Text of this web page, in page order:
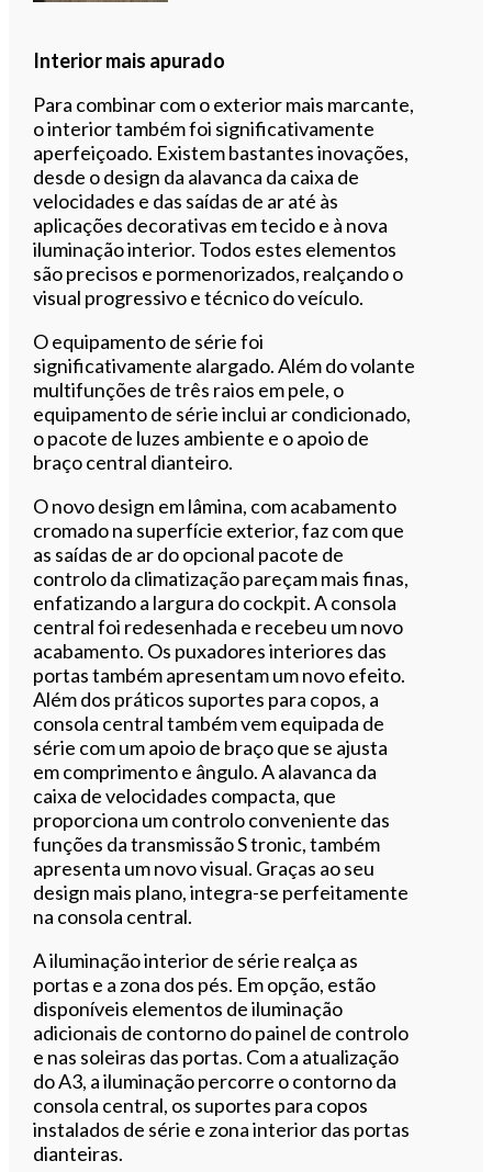
Interior mais apurado
Para combinar com o exterior mais marcante,
o interior também foi significativamente
aperfeiçoado. Existem bastantes inovações,
desde o design da alavanca da caixa de
velocidades e das saídas de ar até às
aplicações decorativas em tecido e à nova
iluminação interior. Todos estes elementos
são precisos e pormenorizados, realçando o
visual progressivo e técnico do veículo.
O equipamento de série foi
significativamente alargado. Além do volante
multifunções de três raios em pele, o
equipamento de série inclui ar condicionado,
o pacote de luzes ambiente e o apoio de
braço central dianteiro.
O novo design em lâmina, com acabamento
cromado na superfície exterior, faz com que
as saídas de ar do opcional pacote de
controlo da climatização pareçam mais finas,
enfatizando a largura do cockpit. A consola
central foi redesenhada e recebeu um novo
acabamento. Os puxadores interiores das
portas também apresentam um novo efeito.
Além dos práticos suportes para copos, a
consola central também vem equipada de
série com um apoio de braço que se ajusta
em comprimento e ângulo. A alavanca da
caixa de velocidades compacta, que
proporciona um controlo conveniente das
funções da transmissão S tronic, também
apresenta um novo visual. Graças ao seu
design mais plano, integra-se perfeitamente
na consola central.
A iluminação interior de série realça as
portas e a zona dos pés. Em opção, estão
disponíveis elementos de iluminação
adicionais de contorno do painel de controlo
e nas soleiras das portas. Com a atualização
do A3, a iluminação percorre o contorno da
consola central, os suportes para copos
instalados de série e zona interior das portas
dianteiras.